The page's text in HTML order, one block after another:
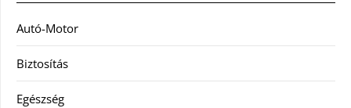
Autó-Motor
Biztosítás
Egészség